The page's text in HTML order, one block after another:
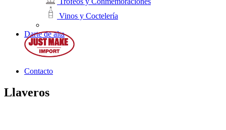
Vinos y Coctelería
Darte de alta
Contacto
Llaveros